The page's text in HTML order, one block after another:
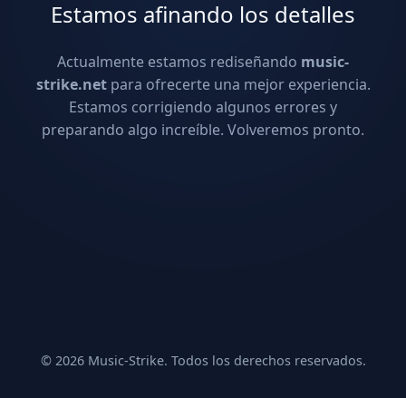
Estamos afinando los detalles
Actualmente estamos rediseñando music-
strike.netpara ofrecerte una mejor experiencia.
Estamos corrigiendo algunos errores y
preparando algo increíble. Volveremos pronto.
© 2026 Music-Strike. Todos los derechos reservados.